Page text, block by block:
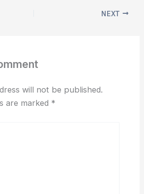
NEXT
will not be published.
are marked *